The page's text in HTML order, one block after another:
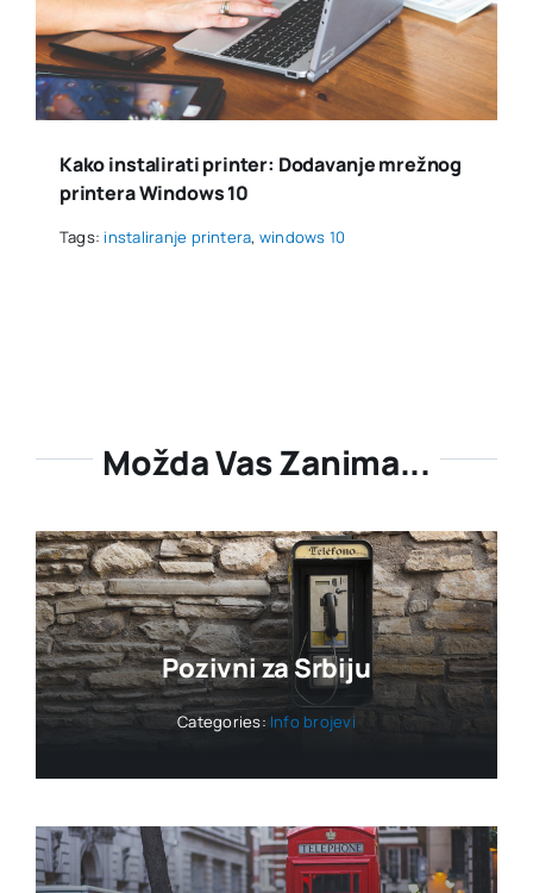
Kako instalirati printer: Dodavanje mrežnog
printera Windows 10
Tags: instaliranje printera, windows 10
Možda Vas Zanima...
Pozivni za Srbiju
Categories: Info brojevi